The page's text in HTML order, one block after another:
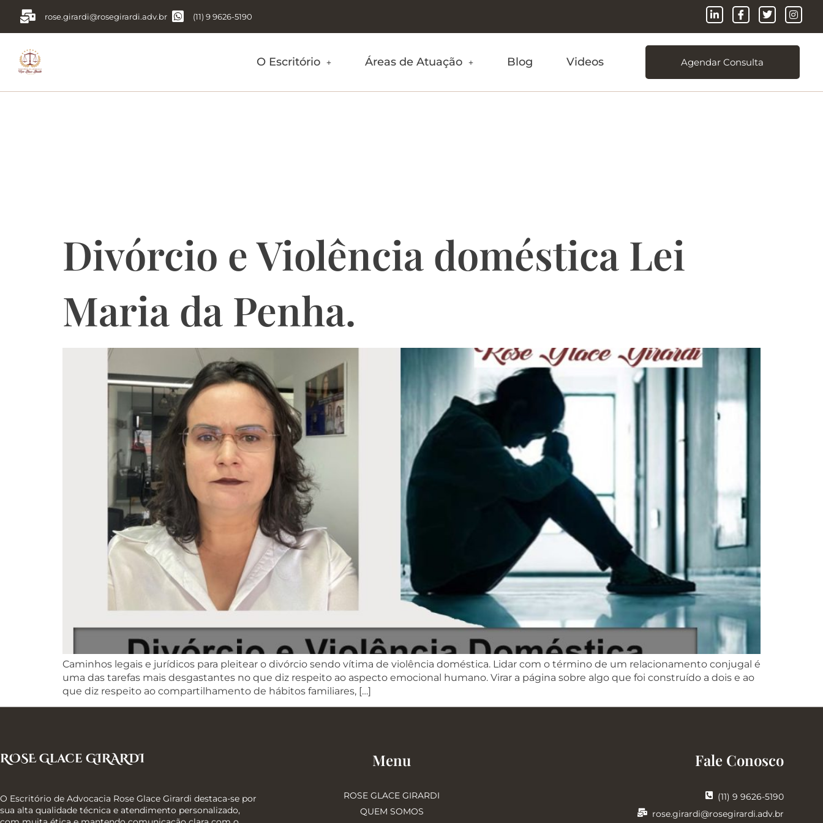
rose.girardi@rosegirardi.adv.br (11) 9 9626-5190
O Escritório Áreas de Atuação Blog Videos Agendar Consulta
Divórcio e Violência doméstica Lei
Maria da Penha.
Caminhos legais e jurídicos para pleitear o divórcio sendo vítima de violência doméstica. Lidar com o término de um relacionamento conjugal é
uma das tarefas mais desgastantes no que diz respeito ao aspecto emocional humano. Virar a página sobre algo que foi construído a dois e ao
que diz respeito ao compartilhamento de hábitos familiares, […]
ROSE Glace GIRARDI
O Escritório de Advocacia Rose Glace Girardi destaca-se por
sua alta qualidade técnica e atendimento personalizado,
Menu
ROSE GLACE GIRARDI
QUEM SOMOS
Fale Conosco
(11) 9 9626-5190
rose.girardi@rosegirardi.adv.br